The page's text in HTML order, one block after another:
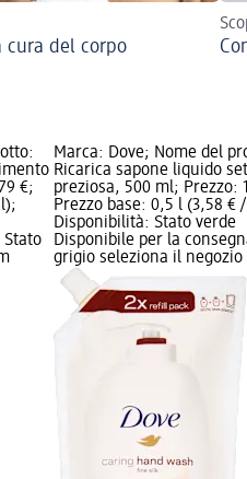
cura del corpo
€;
Stato
Marca: Dove; Nome del
Ricarica sapone liquido
preziosa, 500 ml; Prezzo:
Prezzo base: 0,5 l (3,58 € /
Disponibilità: Stato verde
Disponibile per la
grigio seleziona il negozio